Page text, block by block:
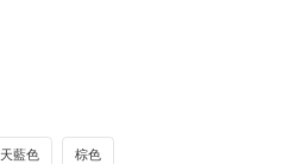
天藍色 棕色